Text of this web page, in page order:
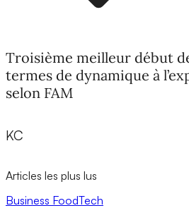
Troisième meilleur début
termes de dynamique à
selon FAM
KC
Articles les plus lus
Business FoodTech